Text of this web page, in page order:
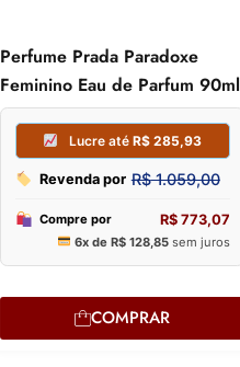
R$172,30
28,72sem juros
Perfume Prada Paradoxe
Feminino Eau de Parfum 90ml
COMPRAR